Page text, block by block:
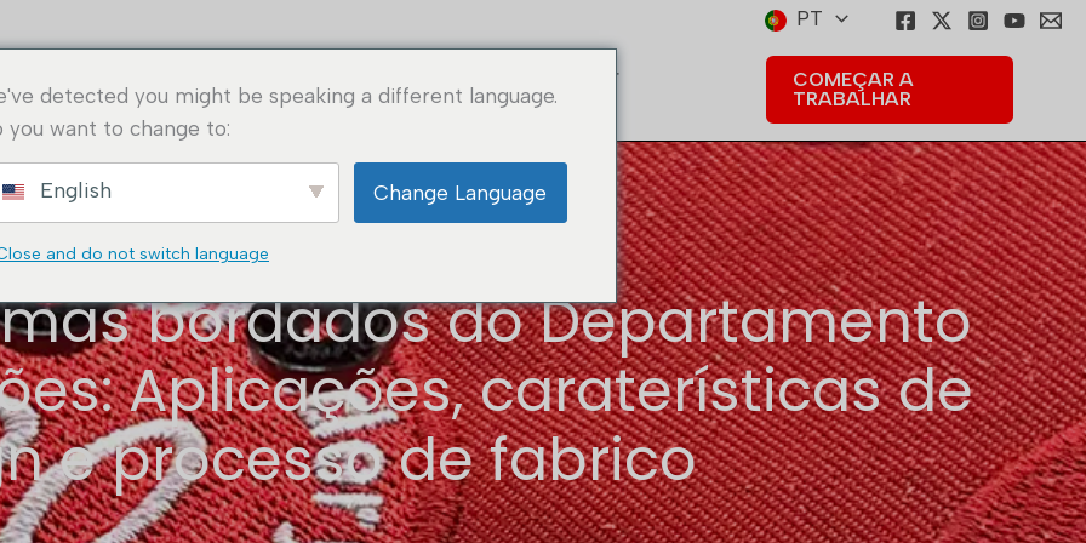
PT
Como encomendar
FAQ
COMEÇAR A
TRABALHAR
bordados do Departamento
Aplicações, caraterísticas de
e processo de fabrico
detected you might be speaking a different language.
you want to change to:
English Change Language
and do not switch language